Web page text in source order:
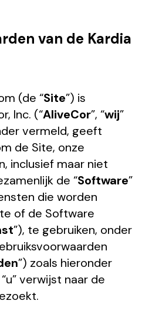
van de Kardia
(de “Site”) is
Inc. (“AliveCor”, “wij”
vermeld, geeft
de Site, onze
inclusief maar niet
de “Software”
die worden
of de Software
”), te gebruiken, onder
”) zoals hieronder
verwijst naar de